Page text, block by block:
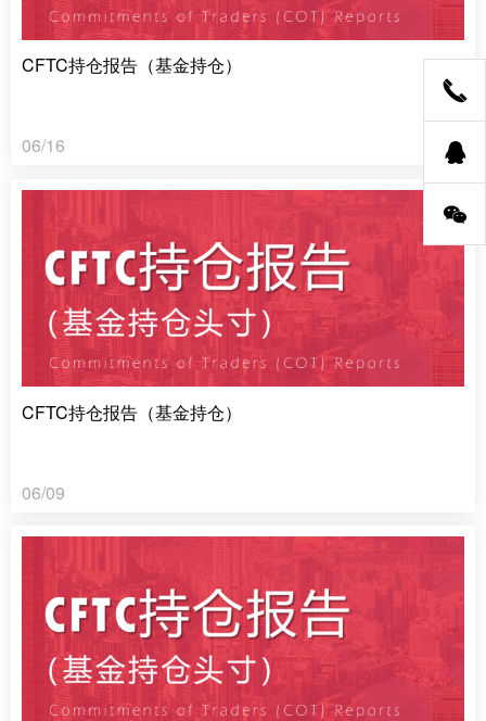
CFTC持仓报告（基金持仓）
06/16
CFTC持仓报告（基金持仓）
06/09